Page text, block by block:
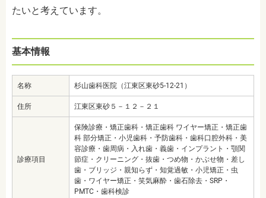
たいと考えています。
基本情報
名称 杉山歯科医院（江東区東砂5-12-21）
住所 江東区東砂５－１２－２１
診療項目
保険診療・矯正歯科・矯正歯科 ワイヤー矯正・矯正歯
科 部分矯正・小児歯科・予防歯科・歯科口腔外科・美
容診療・歯周病・入れ歯・義歯・インプラント・顎関
節症・クリーニング・抜歯・つめ物・かぶせ物・差し
歯・ブリッジ・親知らず・知覚過敏・小児矯正・虫
歯・ワイヤー矯正・笑気麻酔・歯石除去・SRP・
PMTC・歯科検診